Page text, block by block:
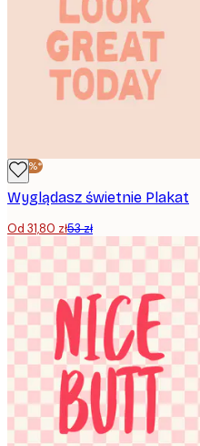
-40%*
Wyglądasz świetnie Plakat
Od 31,80 zł53 zł